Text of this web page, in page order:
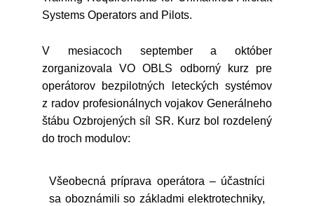
Systems Operators and Pilots.
V mesiacoch september a október
zorganizovala VO OBLS odborný kurz pre
operátorov bezpilotných leteckých systémov
z radov profesionálnych vojakov Generálneho
štábu Ozbrojených síl SR. Kurz bol rozdelený
do troch modulov:
Všeobecná príprava operátora – účastníci
sa oboznámili so základmi elektrotechniky,